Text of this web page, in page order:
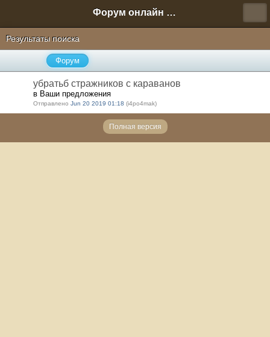
Форум онлайн игры "Новая Эра" (Нюра Биз)
Результаты поиска
Форум
убратьб стражников с караванов
в Ваши предложения
Отправлено Jun 20 2019 01:18 (i4po4mak)
Полная версия